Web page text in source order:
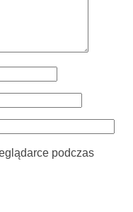
podczas